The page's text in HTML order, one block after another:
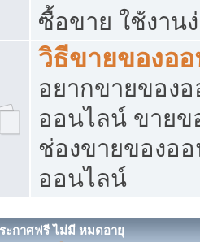
ซื้อขาย ใช้งาน
วิธีขายของอ
อยากขายของ
ออนไลน์ ขายข
ช่องขายของอ
ออนไลน์
ะกาศฟรี ไม่มี หมดอายุ